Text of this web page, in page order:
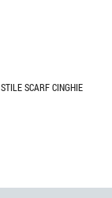
SCARF CINGHIE